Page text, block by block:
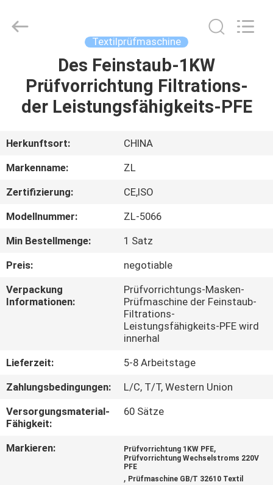
PRODUKTE
VIDEOS
UNS
FABRIK-
AUSFLUG
QUALITÄTSKONTROLLE
SIE
MIT
IN
VERBINDUNG
Ltd..
Textilprüfmaschine
Des Feinstaub-1KW
Prüfvorrichtung Filtrations-
der Leistungsfähigkeits-PFE
Herkunftsort:
CHINA
Markenname:
ZL
Zertifizierung:
CE,ISO
Modellnummer:
ZL-5066
Min Bestellmenge:
1 Satz
Preis:
negotiable
Verpackung
Informationen:
Prüfvorrichtungs-Masken-
Prüfmaschine der Feinstaub-
Filtrations-
Leistungsfähigkeits-PFE wird
innerhal
Lieferzeit:
5-8 Arbeitstage
Zahlungsbedingungen:
L/C, T/T, Western Union
Versorgungsmaterial-
Fähigkeit:
60 Sätze
Markieren: Prüfvorrichtung 1KW PFE,
Prüfvorrichtung Wechselstroms 220V
PFE
, Prüfmaschine GB/T 32610 Textil